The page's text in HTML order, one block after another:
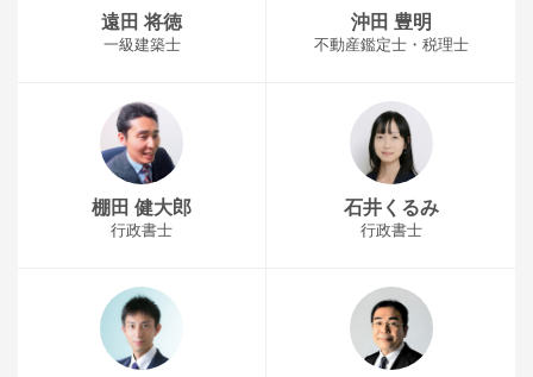
遠田 将徳
一級建築士
沖田 豊明
不動産鑑定士・税理士
棚田 健大郎
行政書士
石井くるみ
行政書士